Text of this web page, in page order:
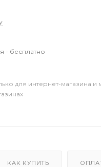
- бесплатно
для интернет-магазина и
КАК КУПИТЬ